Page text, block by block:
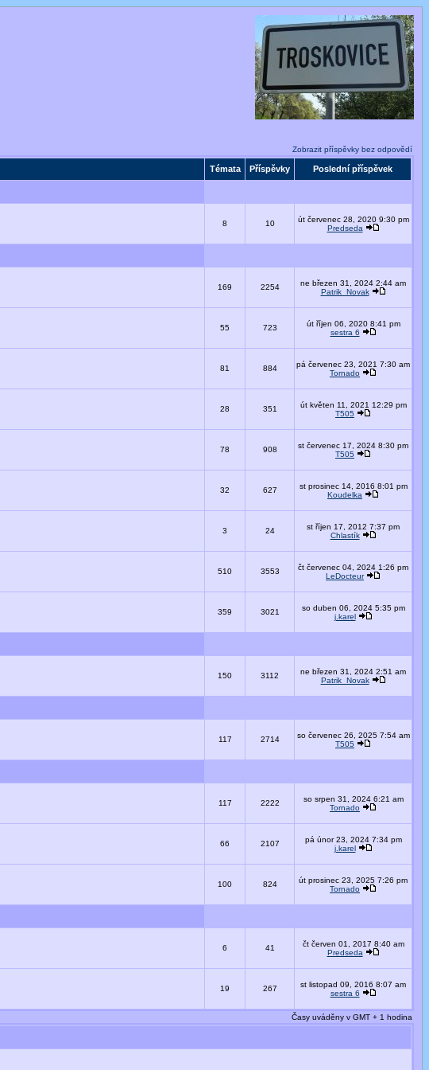
Zobrazit příspěvky bez odpovědí
Témata Příspěvky Poslední příspěvek
8 10
út červenec 28, 2020 9:30 pm
Predseda
169 2254
ne březen 31, 2024 2:44 am
Patrik_Novak
55 723
út říjen 06, 2020 8:41 pm
sestra 6
81 884
pá červenec 23, 2021 7:30 am
Tornado
28 351
út květen 11, 2021 12:29 pm
T505
78 908
st červenec 17, 2024 8:30 pm
T505
32 627
st prosinec 14, 2016 8:01 pm
Koudelka
3 24
st říjen 17, 2012 7:37 pm
Chlastík
510 3553
čt červenec 04, 2024 1:26 pm
LeDocteur
359 3021
so duben 06, 2024 5:35 pm
j.karel
150 3112
ne březen 31, 2024 2:51 am
Patrik_Novak
117 2714
so červenec 26, 2025 7:54 am
T505
117 2222
so srpen 31, 2024 6:21 am
Tornado
66 2107
pá únor 23, 2024 7:34 pm
j.karel
100 824
út prosinec 23, 2025 7:26 pm
Tornado
6 41
čt červen 01, 2017 8:40 am
Predseda
19 267
st listopad 09, 2016 8:07 am
sestra 6
Časy uváděny v GMT + 1 hodina